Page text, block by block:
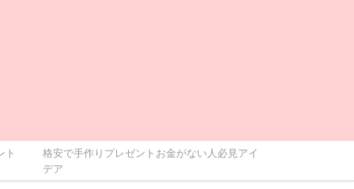
ト
格安で手作りプレゼントお金がない人必見アイ
デア